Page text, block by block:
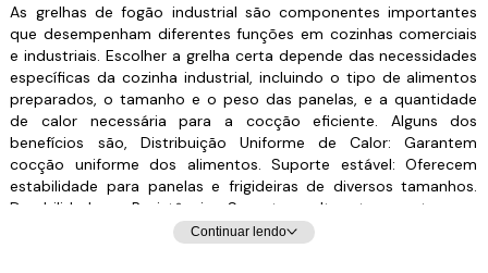
As grelhas de fogão industrial são componentes importantes
que desempenham diferentes funções em cozinhas comerciais
e industriais. Escolher a grelha certa depende das necessidades
específicas da cozinha industrial, incluindo o tipo de alimentos
preparados, o tamanho e o peso das panelas, e a quantidade
de calor necessária para a cocção eficiente. Alguns dos
benefícios são, Distribuição Uniforme de Calor: Garantem
cocção uniforme dos alimentos. Suporte estável: Oferecem
estabilidade para panelas e frigideiras de diversos tamanhos.
Durabilidade e Resistência: Suportam altas temperaturas e
grandes pesos. Eficiência na Cocção: Melhoram a transferência
Continuar lendo